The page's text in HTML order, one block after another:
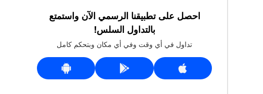
احصل على تطبيقنا الرسمي الآن واستمتع
بالتداول السلس!
تداول في أي وقت وفي أي مكان وبتحكم كامل